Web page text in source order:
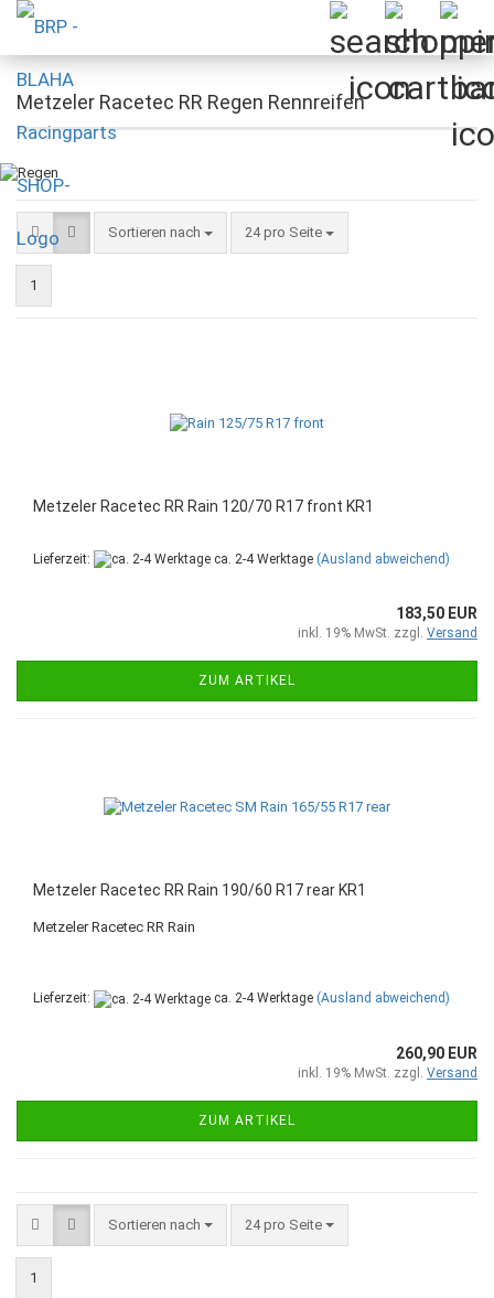
Metzeler Racetec RR Regen Rennreifen
Sortieren nach
Sortieren nach 24 pro Seite
pro Seite
1
Metzeler Racetec RR Rain 120/70 R17 front KR1
Lieferzeit: ca. 2-4 Werktage (Ausland abweichend)
183,50 EUR
inkl. 19% MwSt. zzgl. Versand
ZUM ARTIKEL
Metzeler Racetec RR Rain 190/60 R17 rear KR1
Metzeler Racetec RR Rain
Lieferzeit: ca. 2-4 Werktage (Ausland abweichend)
260,90 EUR
inkl. 19% MwSt. zzgl. Versand
ZUM ARTIKEL
Sortieren nach
Sortieren nach 24 pro Seite
pro Seite
1